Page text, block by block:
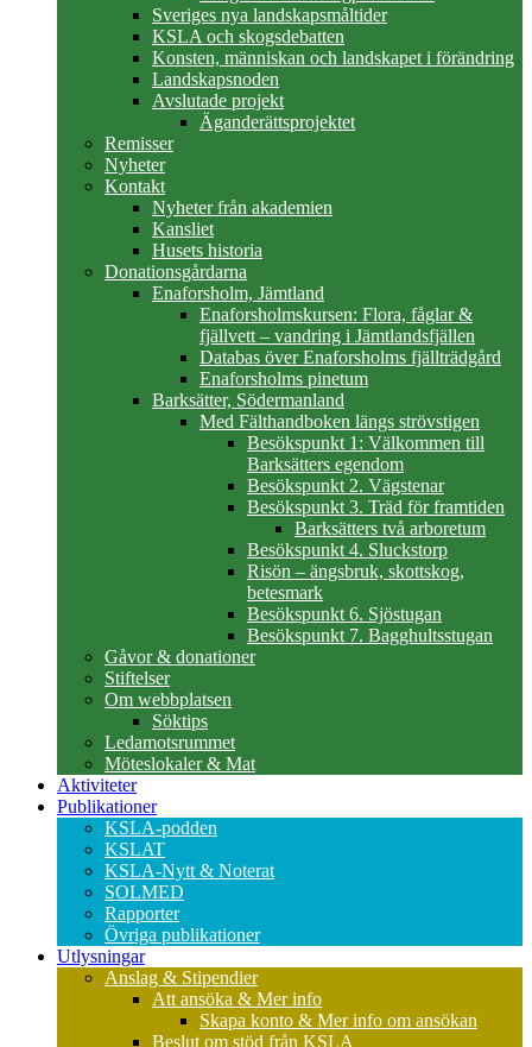
Sveriges nya landskapsmåltider
KSLA och skogsdebatten
Konsten, människan och landskapet i förändring
Landskapsnoden
Avslutade projekt
Äganderättsprojektet
Remisser
Nyheter
Kontakt
Nyheter från akademien
Kansliet
Husets historia
Donationsgårdarna
Enaforsholm, Jämtland
Enaforsholmskursen: Flora, fåglar &
fjällvett – vandring i Jämtlandsfjällen
Databas över Enaforsholms fjällträdgård
Enaforsholms pinetum
Barksätter, Södermanland
Med Fälthandboken längs strövstigen
Besökspunkt 1: Välkommen till
Barksätters egendom
Besökspunkt 2. Vägstenar
Besökspunkt 3. Träd för framtiden
Barksätters två arboretum
Besökspunkt 4. Sluckstorp
Risön – ängsbruk, skottskog,
betesmark
Besökspunkt 6. Sjöstugan
Besökspunkt 7. Bagghultsstugan
Gåvor & donationer
Stiftelser
Om webbplatsen
Söktips
Ledamotsrummet
Möteslokaler & Mat
Aktiviteter
Publikationer
KSLA-podden
KSLAT
KSLA-Nytt & Noterat
SOLMED
Rapporter
Övriga publikationer
Utlysningar
Anslag & Stipendier
Att ansöka & Mer info
Skapa konto & Mer info om ansökan
Beslut om stöd från KSLA